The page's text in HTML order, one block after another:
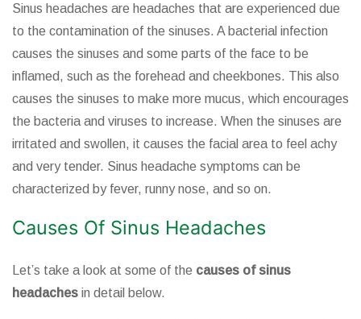
Sinus headaches are headaches that are experienced due
to the contamination of the sinuses. A bacterial infection
causes the sinuses and some parts of the face to be
inflamed, such as the forehead and cheekbones. This also
causes the sinuses to make more mucus, which encourages
the bacteria and viruses to increase. When the sinuses are
irritated and swollen, it causes the facial area to feel achy
and very tender. Sinus headache symptoms can be
characterized by fever, runny nose, and so on.
Causes Of Sinus Headaches
Let’s take a look at some of the causes of sinus
headaches in detail below.